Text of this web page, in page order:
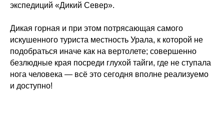
экспедиций «Дикий Север».
Дикая горная и при этом потрясающая самого
искушенного туриста местность Урала, к которой не
подобраться иначе как на вертолете; совершенно
безлюдные края посреди глухой тайги, где не ступала
нога человека — всё это сегодня вполне реализуемо
и доступно!